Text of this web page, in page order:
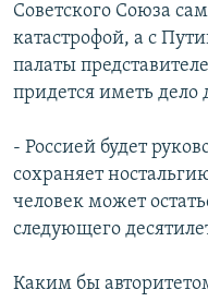
Советского Союза
катастрофой, а с
палаты
придется иметь дело
- Россией будет
сохраняет
человек может
следующего
Каким бы